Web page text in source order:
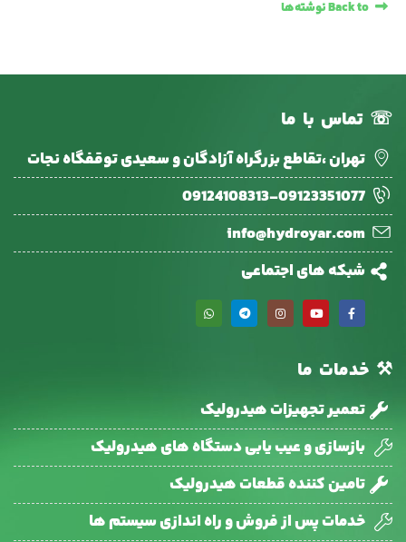
☏ تماس با ما
تهران ،تقاطع بزرگراه آزادگان و سعیدی توقفگاه نجات
09124108313-09123351077
info@hydroyar.com
شبکه های اجتماعی
⚒ خدمات ما
تعمیر تجهیزات هیدرولیک
بازسازی و عیب یابی دستگاه های هیدرولیک
تامین کننده قطعات هیدرولیک
خدمات پس از فروش و راه اندازی سیستم ها